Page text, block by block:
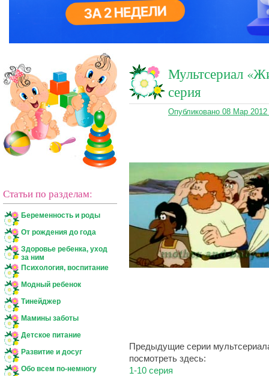
Статьи по разделам:
Беременность и роды
От рождения до года
Здоровье ребенка, уход
за ним
Психология, воспитание
Модный ребенок
Тинейджер
Мамины заботы
Детское питание
Развитие и досуг
Обо всем по-немногу
Мультсериал
серия
Опубликовано 08 Мар
Предыдущие серии
посмотреть здесь:
1-10 серия